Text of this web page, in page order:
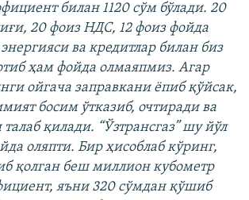
билан 1120 сўм бўлади. 20
20 фоиз НДС, 12 фоиз фойда
ва кредитлар билан биз
ҳам фойда олмаяпмиз. Агар
ойгача заправкани ёпиб қўйсак,
босим ўтказиб, очтиради ва
қилади. “Ўзтрансгаз” шу йўл
оляпти. Бир ҳисоблаб кўринг,
қолган беш миллион кубометр
яъни 320 сўмдан қўшиб